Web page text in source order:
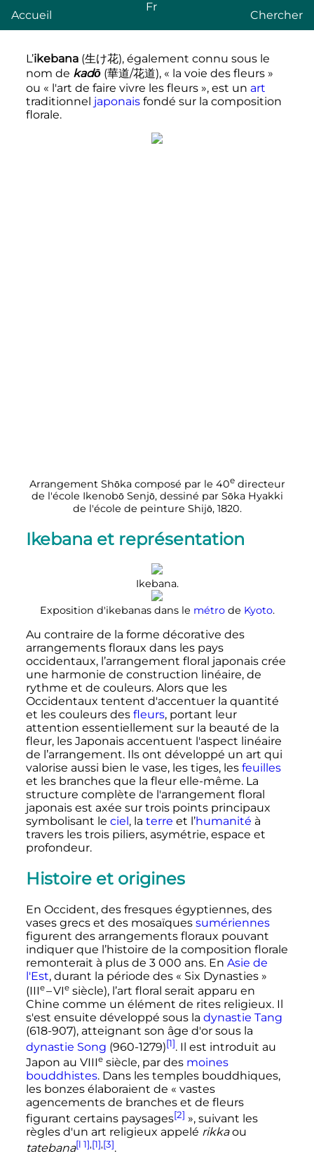
Accueil
Fr
Chercher
L’ikebana (生け花), également connu sous le
nom de kadō (華道/花道), « la voie des fleurs »
ou « l'art de faire vivre les fleurs », est un art
traditionnel japonaisfondé sur la composition
florale.
Arrangement Shōkacomposé par le 40edirecteur
de l'école Ikenobō Senjō, dessiné par Sōka Hyakki
de l'école de peinture Shijō, 1820.
Ikebana et représentation
Ikebana.
Exposition d'ikebanas dans le métrode Kyoto.
Au contraire de la forme décorative des
arrangements floraux dans les pays
occidentaux, l’arrangement floral japonais crée
une harmonie de construction linéaire, de
rythme et de couleurs. Alors que les
Occidentaux tentent d'accentuer la quantité
et les couleurs des fleurs, portant leur
attention essentiellement sur la beauté de la
fleur, les Japonais accentuent l'aspect linéaire
de l’arrangement. Ils ont développé un art qui
valorise aussi bien le vase, les tiges, les feuilles
et les branches que la fleur elle-même. La
structure complète de l'arrangement floral
japonais est axée sur trois points principaux
symbolisant le ciel , la terre et l’humanité à
travers les trois piliers, asymétrie, espace et
profondeur.
Histoire et origines
En Occident, des fresques égyptiennes, des
vases grecs et des mosaïques sumériennes
figurent des arrangements floraux pouvant
indiquer que l’histoire de la composition florale
remonterait à plus de 3 000 ans. En Asie de
l'Est, durant la période des « Six Dynasties »
(IIIe–VIe siècle), l’art floral serait apparu en
Chine comme un élément de rites religieux. Il
s'est ensuite développé sous la dynastie Tang
(618-907), atteignant son âge d'or sous la
dynastie Song (960-1279)[1]. Il est introduit au
Japon au VIIIe siècle, par des moines
bouddhistes. Dans les temples bouddhiques,
les bonzes élaboraient de « vastes
agencements de branches et de fleurs
figurant certains paysages[2] », suivant les
règles d'un art religieux appelé rikkaou
tatebana[l 1],[1],[3].